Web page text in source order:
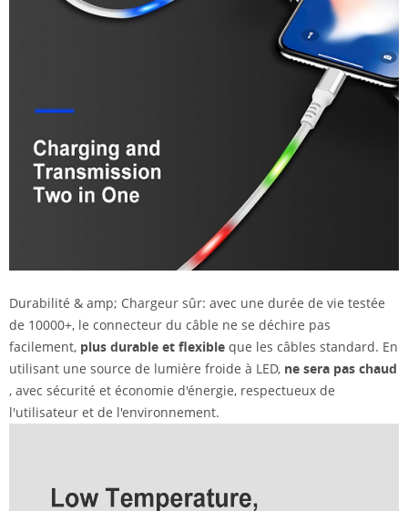
Durabilité & amp; Chargeur sûr: avec une durée de vie testée
de 10000+, le connecteur du câble ne se déchire pas
facilement, plus durable et flexible que les câbles standard. En
utilisant une source de lumière froide à LED, ne sera pas chaud
, avec sécurité et économie d'énergie, respectueux de
l'utilisateur et de l'environnement.